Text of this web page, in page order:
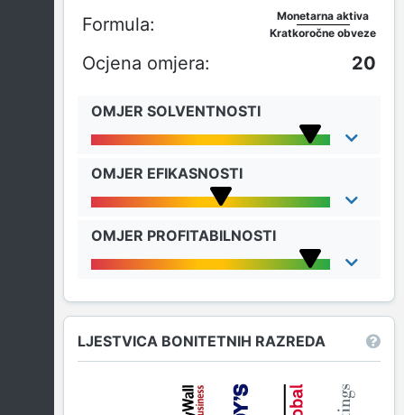
Monetarna aktiva
Kratkoročne obveze
20
OMJER SOLVENTNOSTI
OMJER EFIKASNOSTI
OMJER PROFITABILNOSTI
LJESTVICA BONITETNIH RAZREDA